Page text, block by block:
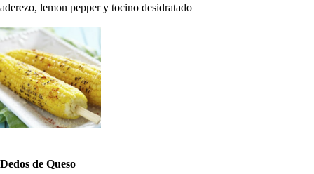
aderezo, lemon pepper y tocino desidratado
Dedos de Queso